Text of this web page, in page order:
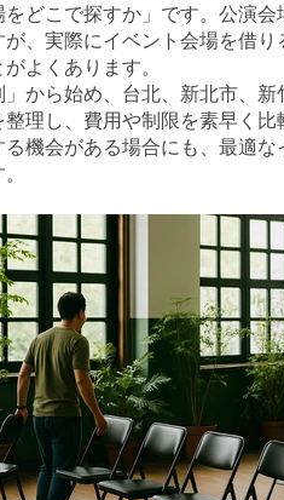
どこで探すか」です。公演
が、実際にイベント会場を借
よくあります。
」から始め、台北、新北市、
理し、費用や制限を素早く
機会がある場合にも、最適